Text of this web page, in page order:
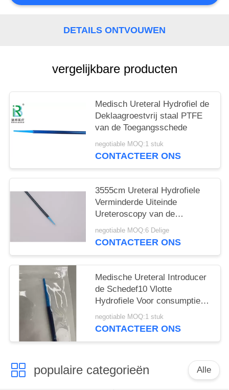
DETAILS ONTVOUWEN
vergelijkbare producten
Medisch Ureteral Hydrofiel de
Deklaagroestvrij staal PTFE
van de Toegangsschede
negotiable MOQ:1 stuk
CONTACTEER ONS
3555cm Ureteral Hydrofiele
Verminderde Uiteinde
Ureteroscopy van de
Toegangsschede
negotiable MOQ:6 Delige
CONTACTEER ONS
Medische Ureteral Introducer
de Schedef10 Vlotte
Hydrofiele Voor consumptie
geschikt van Lithotripsy
negotiable MOQ:1 stuk
CONTACTEER ONS
populaire categorieën Alle